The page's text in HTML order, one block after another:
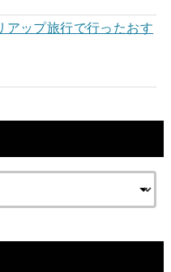
アップ旅行で行ったおす